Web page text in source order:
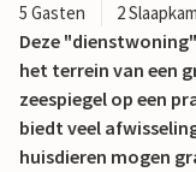
5 Gasten 2
Deze
het terrein van een
zeespiegel op een
biedt veel
huisdieren mogen